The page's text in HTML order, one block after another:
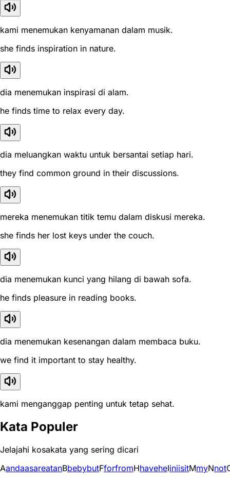
kami menemukan kenyamanan dalam musik.
she finds inspiration in nature.
dia menemukan inspirasi di alam.
he finds time to relax every day.
dia meluangkan waktu untuk bersantai setiap hari.
they find common ground in their discussions.
mereka menemukan titik temu dalam diskusi mereka.
she finds her lost keys under the couch.
dia menemukan kunci yang hilang di bawah sofa.
he finds pleasure in reading books.
dia menemukan kesenangan dalam membaca buku.
we find it important to stay healthy.
kami menganggap penting untuk tetap sehat.
Kata Populer
Jelajahi kosakata yang sering dicari
AandaasareatanBbebybutFforfromHhaveheIiniisitMmyNnot